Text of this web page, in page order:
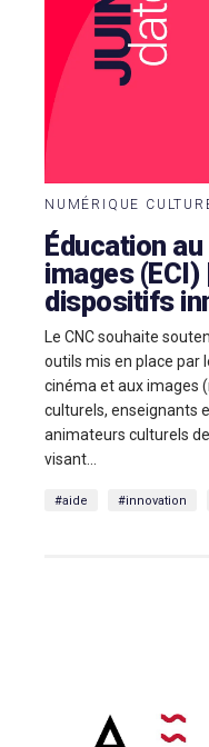
NUMÉRIQUE
Éducation
images (ECI)
dispositifs
Le CNC souhaite
outils mis en place par
cinéma et aux images
culturels, enseignants
animateurs culturels
visant...
#aide #innovation